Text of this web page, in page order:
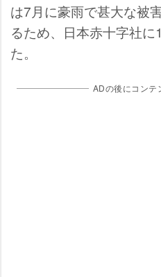
は7月に豪雨で甚大な被
るため、日本赤十字社
た。
ADの後にコンテ